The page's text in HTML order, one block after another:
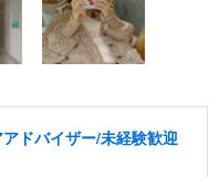
ドバイザー/未経験歓迎